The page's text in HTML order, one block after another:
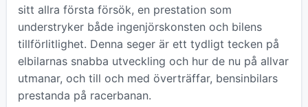
sitt allra första försök, en prestation som
understryker både ingenjörskonsten och bilens
tillförlitlighet. Denna seger är ett tydligt tecken på
elbilarnas snabba utveckling och hur de nu på allvar
utmanar, och till och med överträffar, bensinbilars
prestanda på racerbanan.